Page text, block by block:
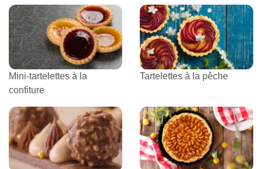
Mini-tartelettes à la
confiture
Tartelettes à la pêche